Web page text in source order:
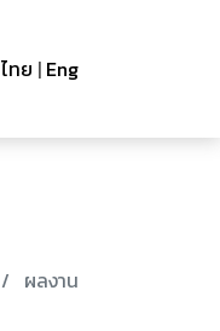
ไทย | Eng
ผลงาน